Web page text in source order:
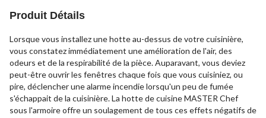
Produit Détails
Lorsque vous installez une hotte au-dessus de votre cuisinière,
vous constatez immédiatement une amélioration de l'air, des
odeurs et de la respirabilité de la pièce. Auparavant, vous deviez
peut-être ouvrir les fenêtres chaque fois que vous cuisiniez, ou
pire, déclencher une alarme incendie lorsqu'un peu de fumée
s'échappait de la cuisinière. La hotte de cuisine MASTER Chef
sous l'armoire offre un soulagement de tous ces effets négatifs de